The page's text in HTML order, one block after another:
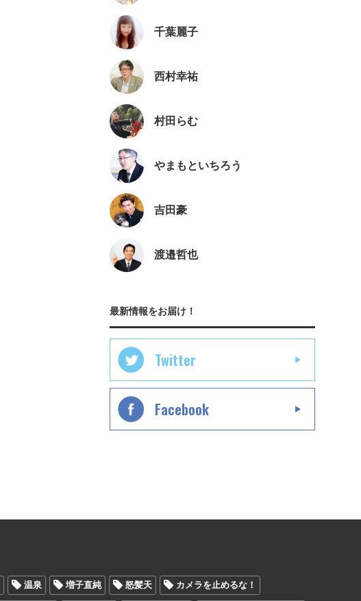
千葉麗子
西村幸祐
村田らむ
やまもといちろう
吉田豪
渡邉哲也
最新情報をお届け！
Twitter
Facebook
温泉 増子直純 怒髪天 カメラを止めるな！